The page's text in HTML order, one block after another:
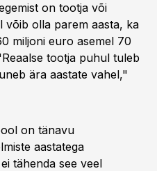
on tootja või
võib olla parem aasta, ka
miljoni euro asemel 70
tootja puhul tuleb
ära aastate vahel,"
on tänavu
aastatega
tähenda see veel